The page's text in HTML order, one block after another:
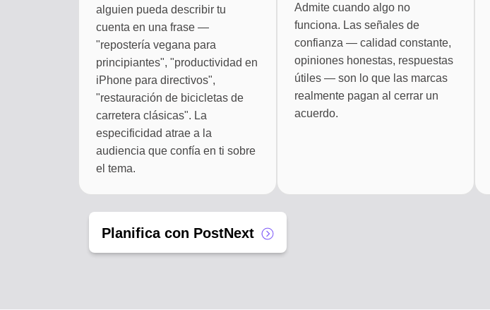
alguien pueda describir tu
cuenta en una frase —
"repostería vegana para
principiantes", "productividad en
iPhone para directivos",
"restauración de bicicletas de
carretera clásicas". La
especificidad atrae a la
audiencia que confía en ti sobre
el tema.
Admite cuando algo no
funciona. Las señales de
confianza — calidad constante,
opiniones honestas, respuestas
útiles — son lo que las marcas
realmente pagan al cerrar un
acuerdo.
Planifica con PostNext